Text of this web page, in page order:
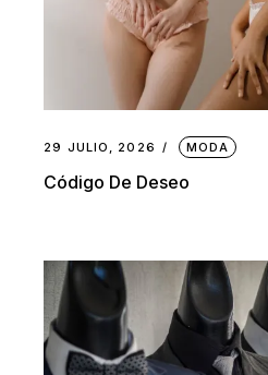
29 JULIO, 2026 MODA
Código De Deseo